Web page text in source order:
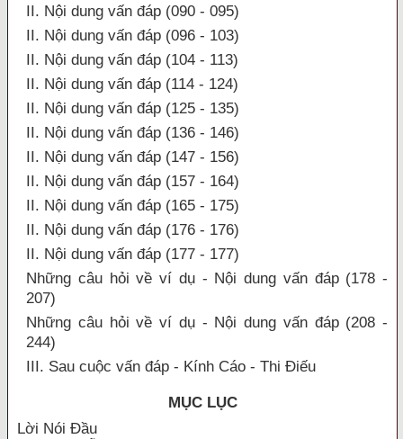
II. Nội dung vấn đáp (090 - 095)
II. Nội dung vấn đáp (096 - 103)
II. Nội dung vấn đáp (104 - 113)
II. Nội dung vấn đáp (114 - 124)
II. Nội dung vấn đáp (125 - 135)
II. Nội dung vấn đáp (136 - 146)
II. Nội dung vấn đáp (147 - 156)
II. Nội dung vấn đáp (157 - 164)
II. Nội dung vấn đáp (165 - 175)
II. Nội dung vấn đáp (176 - 176)
II. Nội dung vấn đáp (177 - 177)
Những câu hỏi về ví dụ - Nội dung vấn đáp (178 -
207)
Những câu hỏi về ví dụ - Nội dung vấn đáp (208 -
244)
III. Sau cuộc vấn đáp - Kính Cáo - Thi Điếu
MỤC LỤC
Lời Nói Đầu